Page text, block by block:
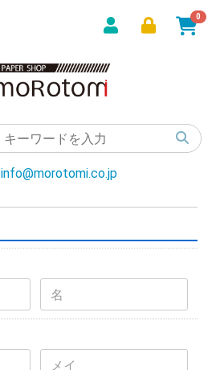
0
info@morotomi.co.jp